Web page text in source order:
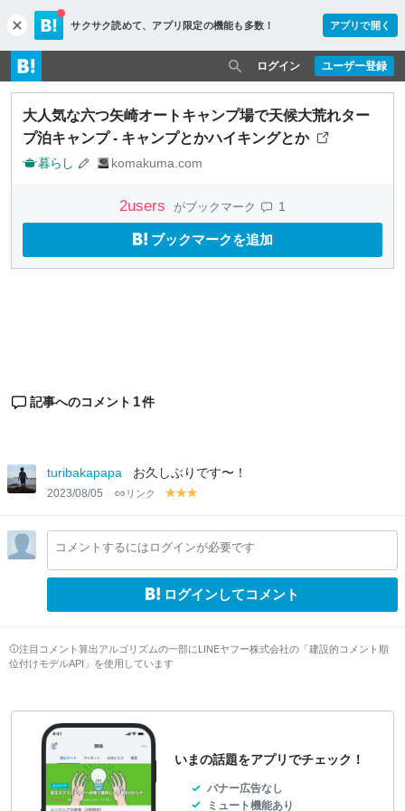
c
l
o
s
e
サクサク読めて、 アプリ限定の機能も多数！ アプリで開く
ユーザー登録
ログイン
大人気な六つ矢崎オートキャンプ場で天候大荒れター
プ泊キャンプ - キャンプとかハイキングとか
暮らし komakuma.com
2users がブックマーク 1
ブックマークを追加
記事へのコメント 1件
turibakapapa お久しぶりです〜！
2023/08/05 リンク
y
lo
w
y
lo
w
lo
w
コメントするにはログインが必要です
ログインしてコメント
注目コメント算出アルゴリズムの一部にLINEヤフー株式会社の「建設的コメント順
位付けモデルAPI」を使用しています
いまの話題をアプリでチェック！
バナー広告なし
ミュート機能あり